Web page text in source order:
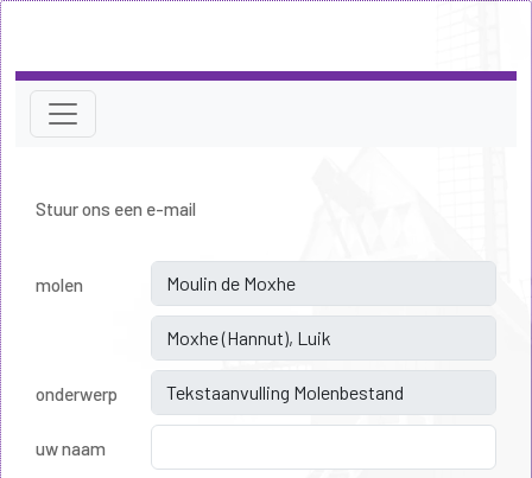
Stuur ons een e-mail
molen
onderwerp
uw naam